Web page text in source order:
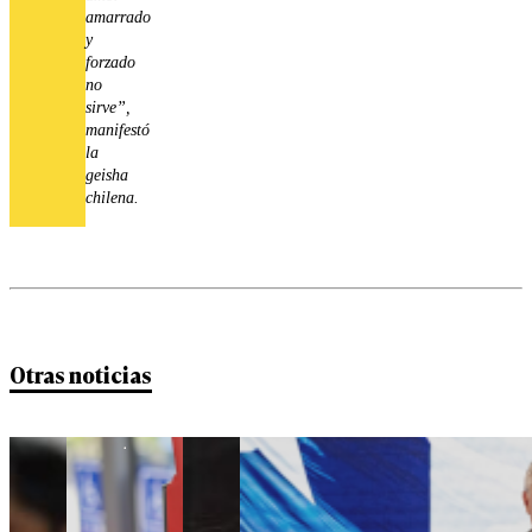
amarrado
y
forzado
no
sirve”,
manifestó
la
geisha
chilena.
Otras noticias